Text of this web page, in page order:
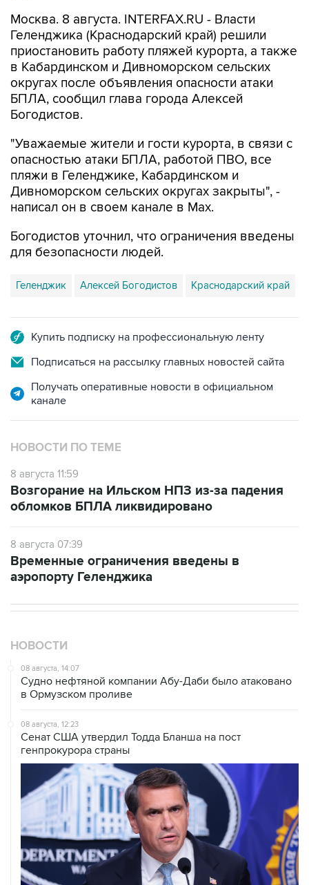
Москва. 8 августа. INTERFAX.RU - Власти
Геленджика (Краснодарский край) решили
приостановить работу пляжей курорта, а также
в Кабардинском и Дивноморском сельских
округах после объявления опасности атаки
БПЛА, сообщил глава города Алексей
Богодистов.
"Уважаемые жители и гости курорта, в связи с
опасностью атаки БПЛА, работой ПВО, все
пляжи в Геленджике, Кабардинском и
Дивноморском сельских округах закрыты", -
написал он в своем канале в Max.
Богодистов уточнил, что ограничения введены
для безопасности людей.
Геленджик Алексей Богодистов Краснодарский край
Купить подписку на профессиональную ленту
Подписаться на рассылку главных новостей сайта
Получать оперативные новости в официальном
канале
НОВОСТИ ПО ТЕМЕ
8 августа 11:59
Возгорание на Ильском НПЗ из-за падения
обломков БПЛА ликвидировано
8 августа 07:39
Временные ограничения введены в
аэропорту Геленджика
НОВОСТИ
08 августа, 14:07
Судно нефтяной компании Абу-Даби было атаковано
в Ормузском проливе
08 августа, 12:23
Сенат США утвердил Тодда Бланша на пост
генпрокурора страны